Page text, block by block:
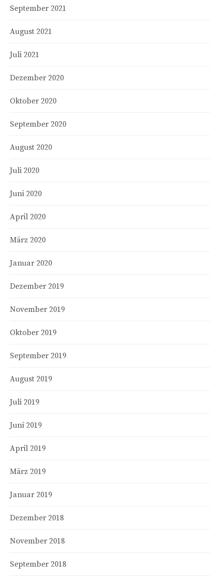
September 2021
August 2021
Juli 2021
Dezember 2020
Oktober 2020
September 2020
August 2020
Juli 2020
Juni 2020
April 2020
März 2020
Januar 2020
Dezember 2019
November 2019
Oktober 2019
September 2019
August 2019
Juli 2019
Juni 2019
April 2019
März 2019
Januar 2019
Dezember 2018
November 2018
September 2018